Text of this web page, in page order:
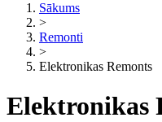
Sākums
>
Remonti
>
Elektronikas Remonts
Elektronikas